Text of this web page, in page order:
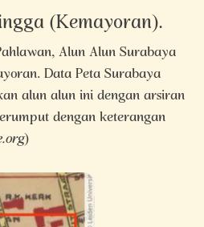
(Kemayoran).
Alun Alun Surabaya
Data Peta Surabaya
alun alun ini dengan arsiran
dengan keterangan
)